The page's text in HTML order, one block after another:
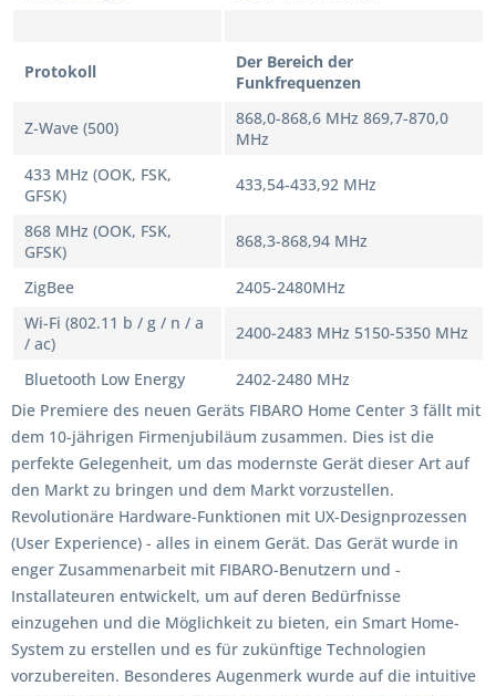
Protokoll
Der Bereich der
Funkfrequenzen
Z-Wave (500)
868,0-868,6 MHz 869,7-870,0
MHz
433 MHz (OOK, FSK,
GFSK)
433,54-433,92 MHz
868 MHz (OOK, FSK,
GFSK)
868,3-868,94 MHz
ZigBee
2405-2480MHz
Wi-Fi (802.11 b / g / n / a
/ ac)
2400-2483 MHz 5150-5350 MHz
Bluetooth Low Energy
2402-2480 MHz
Die Premiere des neuen Geräts FIBARO Home Center 3 fällt mit
dem 10-jährigen Firmenjubiläum zusammen. Dies ist die
perfekte Gelegenheit, um das modernste Gerät dieser Art auf
den Markt zu bringen und dem Markt vorzustellen.
Revolutionäre Hardware-Funktionen mit UX-Designprozessen
(User Experience) - alles in einem Gerät. Das Gerät wurde in
enger Zusammenarbeit mit FIBARO-Benutzern und -
Installateuren entwickelt, um auf deren Bedürfnisse
einzugehen und die Möglichkeit zu bieten, ein Smart Home-
System zu erstellen und es für zukünftige Technologien
vorzubereiten. Besonderes Augenmerk wurde auf die intuitive